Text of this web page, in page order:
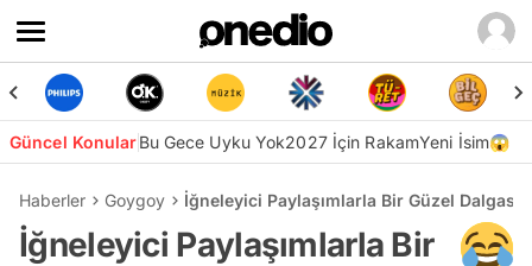
Güncel KonularBu Gece Uyku Yok2027 İçin RakamYeni İsim😱
Haberler Goygoy İğneleyici Paylaşımlarla Bir Güzel
İğneleyici Paylaşımlarla Bir